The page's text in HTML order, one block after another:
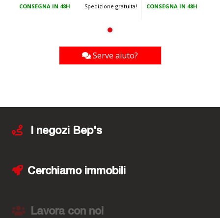
CONSEGNA IN 48H Spedizione gratuita! CONSEGNA IN 48H
Serve aiuto?
I negozi Bep's
Cerchiamo immobili
Lavora con noi